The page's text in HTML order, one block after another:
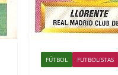
FÚTBOL FUTBOLISTAS